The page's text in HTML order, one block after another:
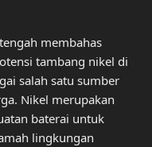
membahas
tambang nikel di
salah satu sumber
Nikel merupakan
baterai untuk
lingkungan